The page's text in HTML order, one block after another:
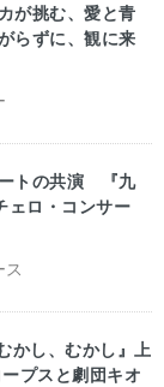
が挑む、愛と青
らずに、観に来
ス
トの共演 『九
ェロ・コンサー
かし、むかし』上
プスと劇団キオ